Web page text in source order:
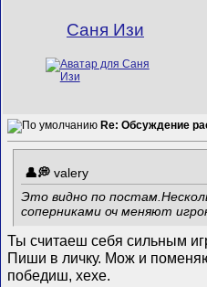
Саня Изи
Re: Обсуждение
valery
Это видно по
соперниками оч меняют
Ты считаеш себя сильным
Пиши в личку. Мож и
победиш, хехе.